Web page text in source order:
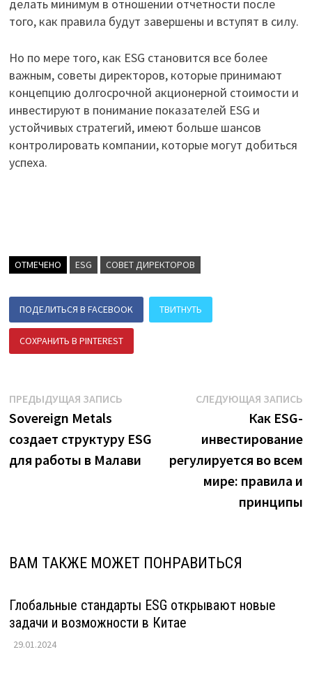
делать минимум в отношении отчетности после
того, как правила будут завершены и вступят в силу.
Но по мере того, как ESG становится все более
важным, советы директоров, которые принимают
концепцию долгосрочной акционерной стоимости и
инвестируют в понимание показателей ESG и
устойчивых стратегий, имеют больше шансов
контролировать компании, которые могут добиться
успеха.
ОТМЕЧЕНО ESG СОВЕТ ДИРЕКТОРОВ
ПОДЕЛИТЬСЯ В FACEBOOK ТВИТНУТЬ
СОХРАНИТЬ В PINTEREST
Навигация
по
записям
ПРЕДЫДУЩАЯ ЗАПИСЬПредыдущая
Sovereign Metals
создает структуру ESG
для работы в Малави
СЛЕДУЮЩАЯ ЗАПИСЬ
Как ESG-
инвестирование
регулируется во всем
мире: правила и
принципы
ВАМ ТАКЖЕ МОЖЕТ ПОНРАВИТЬСЯ
Глобальные стандарты ESG открывают новые
задачи и возможности в Китае
29.01.2024